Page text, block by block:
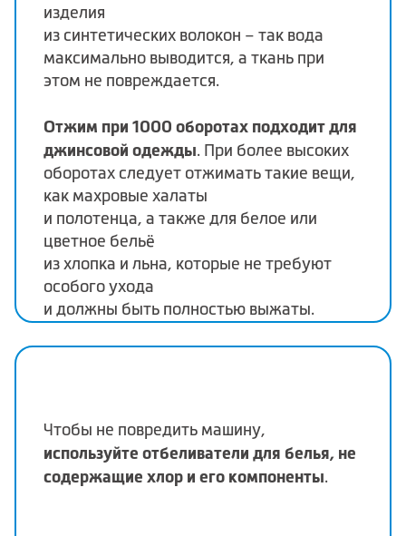
изделия
из синтетических волокон – так вода
максимально выводится, а ткань при
этом не повреждается.
Отжим при 1000 оборотах подходит для
джинсовой одежды. При более высоких
оборотах следует отжимать такие вещи,
как махровые халаты
и полотенца, а также для белое или
цветное бельё
из хлопка и льна, которые не требуют
особого ухода
и должны быть полностью выжаты.
Чтобы не повредить машину,
используйте отбеливатели для белья, не
содержащие хлор и его компоненты.